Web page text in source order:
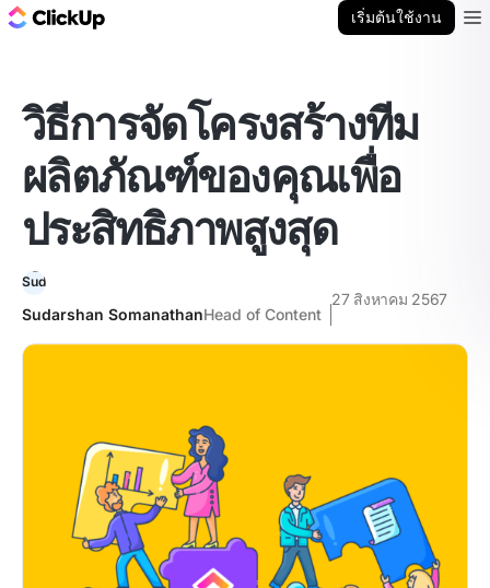
เริ่มต้นใช้งาน
วิธีการจัดโครงสร้างทีม
ผลิตภัณฑ์ของคุณเพื่อ
ประสิทธิภาพสูงสุด
Sudarshan SomanathanHead of Content
27 สิงหาคม 2567